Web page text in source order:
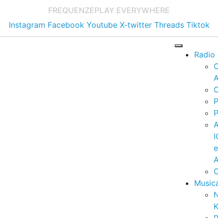
FREQUENZEPLAY EVERYWHERE
Instagram Facebook Youtube X-twitter Threads Tiktok
Radio
e